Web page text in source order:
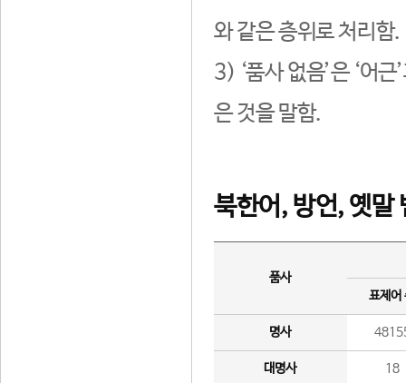
와 같은 층위로 처리함.
3) ‘품사 없음’은 ‘어
은 것을 말함.
북한어, 방언, 옛말
품사
표제어
명사
대명사 18